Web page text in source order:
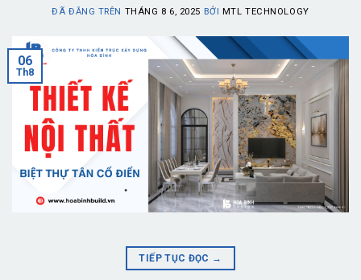
ĐÃ ĐĂNG TRÊN THÁNG 8 6, 2025 BỞI MTL TECHNOLOGY
06
Th8
TIẾP TỤC ĐỌC →